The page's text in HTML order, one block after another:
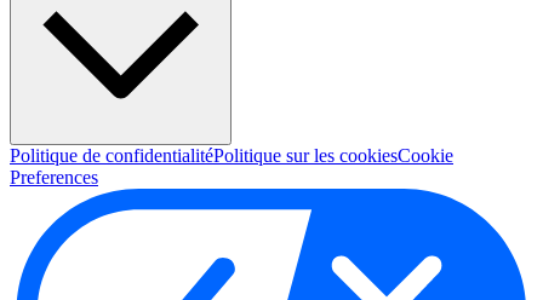
Politique de confidentialitéPolitique sur les cookiesCookie
Preferences